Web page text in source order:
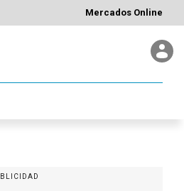
Mercados Online